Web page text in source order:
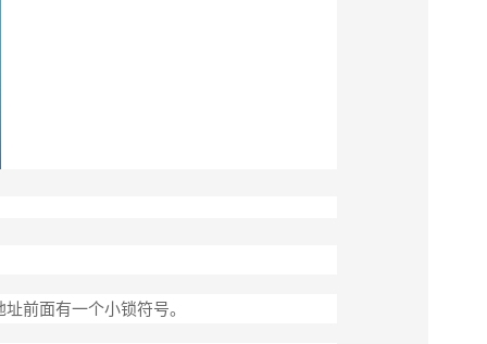
址前面有一个小锁符号。